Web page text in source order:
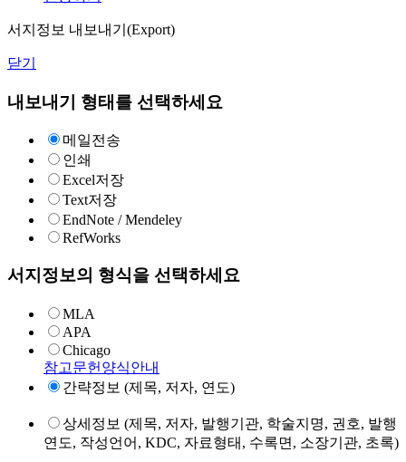
서지정보 내보내기(Export)
닫기
내보내기 형태를 선택하세요
메일전송
인쇄
Excel저장
Text저장
EndNote / Mendeley
RefWorks
서지정보의 형식을 선택하세요
MLA
APA
Chicago
참고문헌양식안내
간략정보 (제목, 저자, 연도)
상세정보 (제목, 저자, 발행기관, 학술지명, 권호, 발행
연도, 작성언어, KDC, 자료형태, 수록면, 소장기관, 초록)